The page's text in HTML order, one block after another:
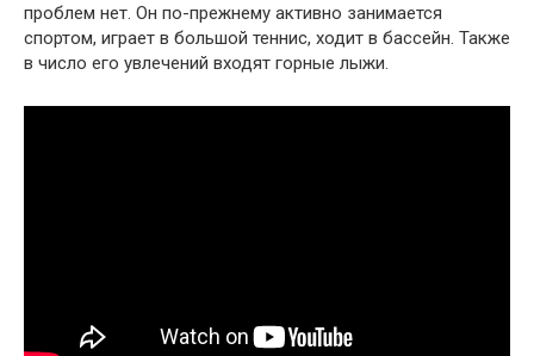
проблем нет. Он по-прежнему активно занимается
спортом, играет в большой теннис, ходит в бассейн. Также
в число его увлечений входят горные лыжи.